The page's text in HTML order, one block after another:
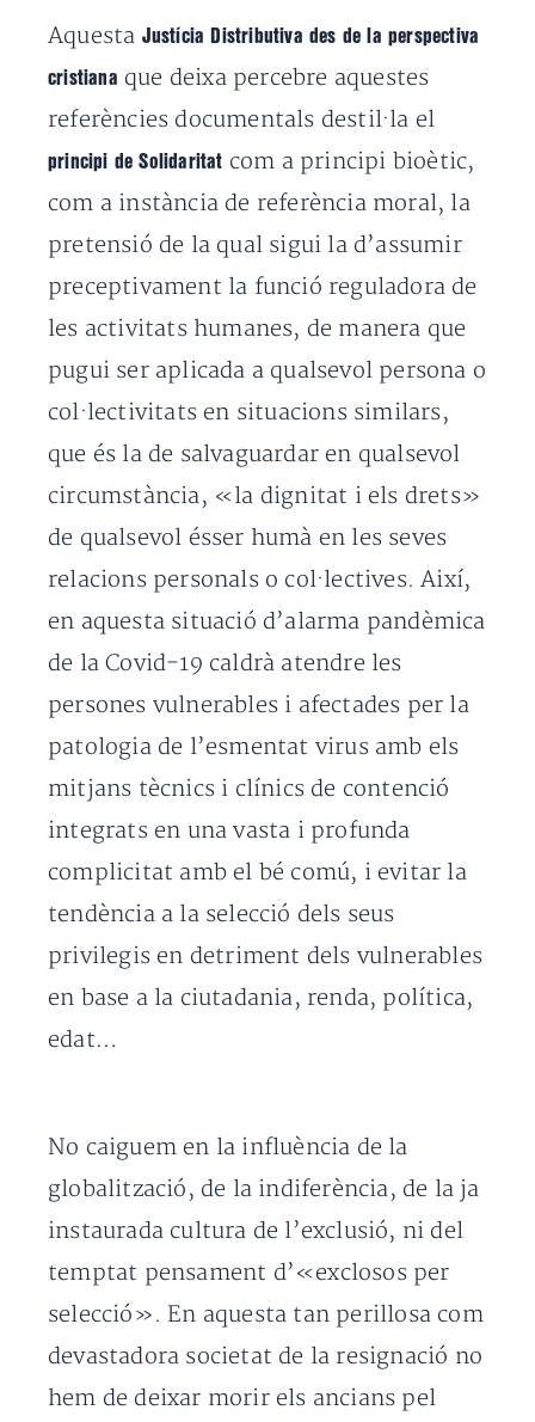
Aquesta Justícia Distributiva des de la perspectiva
cristiana que deixa percebre aquestes
referències documentals destil·la el
principi de Solidaritat com a principi bioètic,
com a instància de referència moral, la
pretensió de la qual sigui la d’assumir
preceptivament la funció reguladora de
les activitats humanes, de manera que
pugui ser aplicada a qualsevol persona o
col·lectivitats en situacions similars,
que és la de salvaguardar en qualsevol
circumstància, «la dignitat i els drets»
de qualsevol ésser humà en les seves
relacions personals o col·lectives. Així,
en aquesta situació d’alarma pandèmica
de la Covid-19 caldrà atendre les
persones vulnerables i afectades per la
patologia de l’esmentat virus amb els
mitjans tècnics i clínics de contenció
integrats en una vasta i profunda
complicitat amb el bé comú, i evitar la
tendència a la selecció dels seus
privilegis en detriment dels vulnerables
en base a la ciutadania, renda, política,
edat…
No caiguem en la influència de la
globalització, de la indiferència, de la ja
instaurada cultura de l’exclusió, ni del
temptat pensament d’«exclosos per
selecció». En aquesta tan perillosa com
devastadora societat de la resignació no
hem de deixar morir els ancians pel